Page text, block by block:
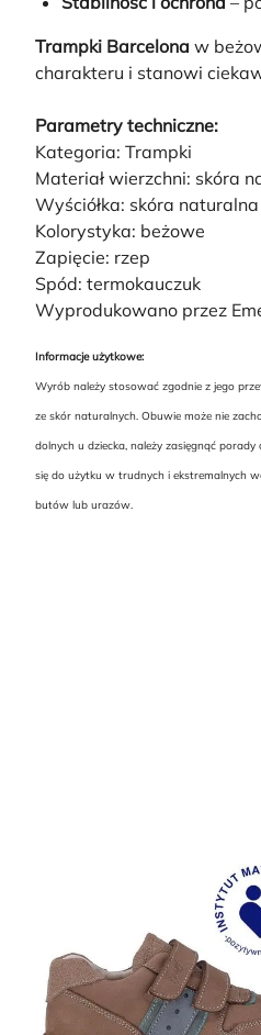
Trampki Barcelona w
charakteru i stanowi
Parametry techniczne:
Kategoria: Trampki
Materiał wierzchni: skóra
Wyściółka: skóra
Kolorystyka: beżowe
Zapięcie: rzep
Spód: termokauczuk
Wyprodukowano przez
Informacje użytkowe:
Wyrób należy stosować zgodnie z jego
ze skór naturalnych. Obuwie może nie
dolnych u dziecka, należy zasięgnąć
się do użytku w trudnych i ekstremalnych
butów lub urazów.